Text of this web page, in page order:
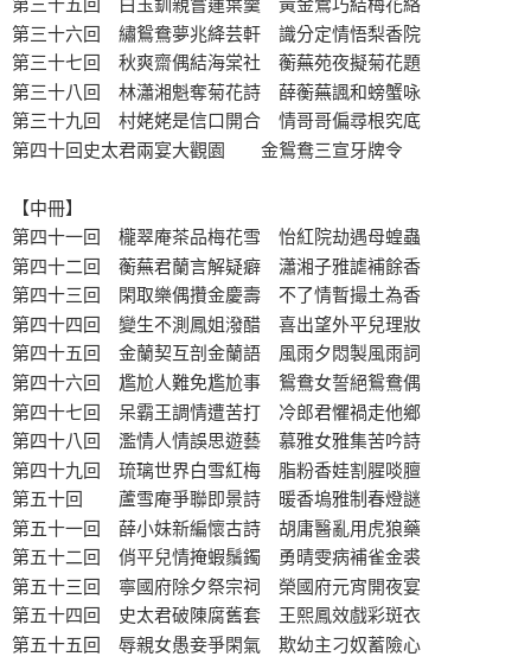
第三十五回 白玉釧親嘗蓮葉羹 黃金鶯巧結梅花絡
第三十六回 繡鴛鴦夢兆絳芸軒 識分定情悟梨香院
第三十七回 秋爽齋偶結海棠社 蘅蕪苑夜擬菊花題
第三十八回 林瀟湘魁奪菊花詩 薛蘅蕪諷和螃蟹咏
第三十九回 村姥姥是信口開合 情哥哥偏尋根究底
第四十回史太君兩宴大觀園 金鴛鴦三宣牙牌令
【中冊】
第四十一回 櫳翠庵茶品梅花雪 怡紅院劫遇母蝗蟲
第四十二回 蘅蕪君蘭言解疑癖 瀟湘子雅謔補餘香
第四十三回 閑取樂偶攢金慶壽 不了情暫撮土為香
第四十四回 變生不測鳳姐潑醋 喜出望外平兒理妝
第四十五回 金蘭契互剖金蘭語 風雨夕悶製風雨詞
第四十六回 尷尬人難免尷尬事 鴛鴦女誓絕鴛鴦偶
第四十七回 呆霸王調情遭苦打 冷郎君懼禍走他鄉
第四十八回 濫情人情誤思遊藝 慕雅女雅集苦吟詩
第四十九回 琉璃世界白雪紅梅 脂粉香娃割腥啖膻
第五十回 蘆雪庵爭聯即景詩 暖香塢雅制春燈謎
第五十一回 薛小妹新編懷古詩 胡庸醫亂用虎狼藥
第五十二回 俏平兒情掩蝦鬚鐲 勇晴雯病補雀金裘
第五十三回 寧國府除夕祭宗祠 榮國府元宵開夜宴
第五十四回 史太君破陳腐舊套 王熙鳳效戲彩斑衣
第五十五回 辱親女愚妾爭閑氣 欺幼主刁奴蓄險心